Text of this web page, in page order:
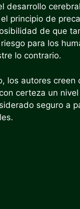
desarrollo
principio de
de que
para los
lo contrario.
los autores creen
certeza un
seguro a